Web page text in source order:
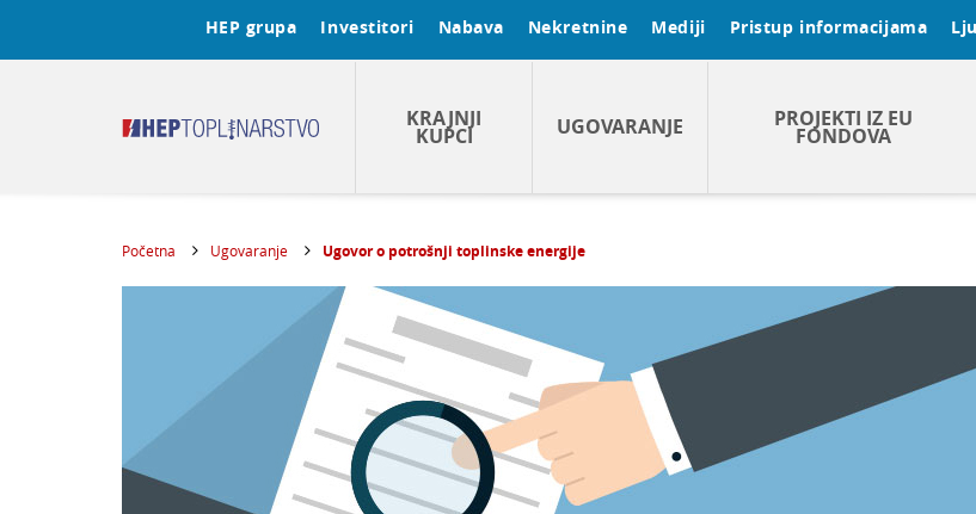
HEP grupa Investitori Nabava Nekretnine Mediji Pristup informacijama
KRAJNJI
KUPCI UGOVARANJE PROJEKTI IZ EU
FONDOVA
Početna Ugovaranje Ugovor o potrošnji toplinske energije